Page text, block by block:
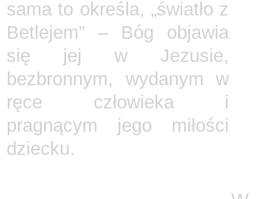
sama to określa, „światło z
Betlejem” – Bóg objawia
się jej w Jezusie,
bezbronnym, wydanym w
ręce człowieka i
pragnącym jego miłości
dziecku.